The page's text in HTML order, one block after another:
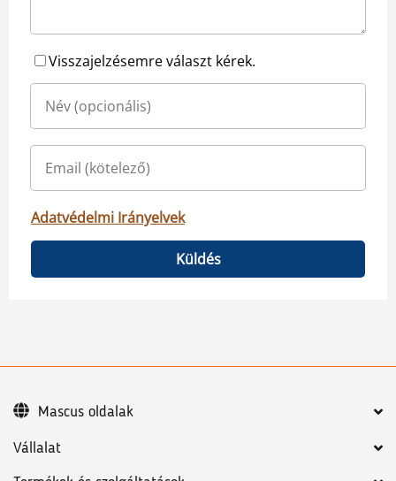
Visszajelzésemre választ kérek.
Adatvédelmi Irányelvek
Küldés
Vállalat
Mascus oldalak